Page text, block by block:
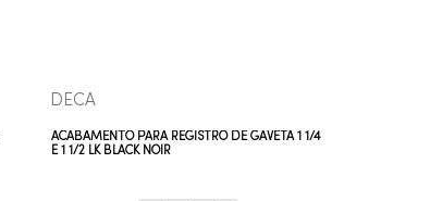
DECA
ACABAMENTO PARA REGISTRO DE GAVETA 1 1/4
E 1 1/2 LK BLACK NOIR